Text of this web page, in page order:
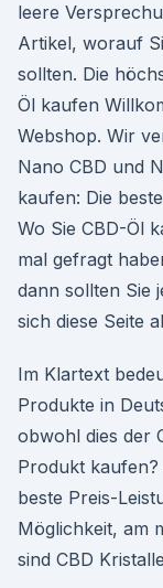
leere
Artikel, worauf
sollten. Die
Öl kaufen
Webshop. Wir
Nano CBD und
kaufen: Die
Wo Sie CBD-Öl
mal gefragt
dann sollten Sie
sich diese Seite
Im Klartext
Produkte in
obwohl dies der
Produkt kaufen?
beste Preis-
Möglichkeit, am
sind CBD